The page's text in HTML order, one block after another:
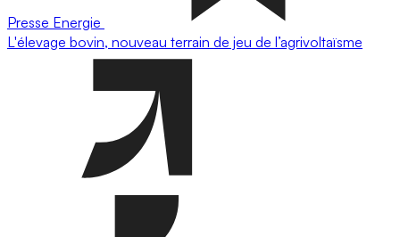
Presse Energie
L'élevage bovin, nouveau terrain de jeu de l’agrivoltaïsme